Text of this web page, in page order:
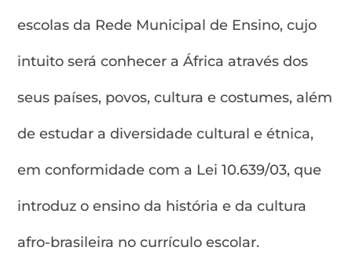
escolas da Rede Municipal de Ensino, cujo
intuito será conhecer a África através dos
seus países, povos, cultura e costumes, além
de estudar a diversidade cultural e étnica,
em conformidade com a Lei 10.639/03, que
introduz o ensino da história e da cultura
afro-brasileira no currículo escolar.